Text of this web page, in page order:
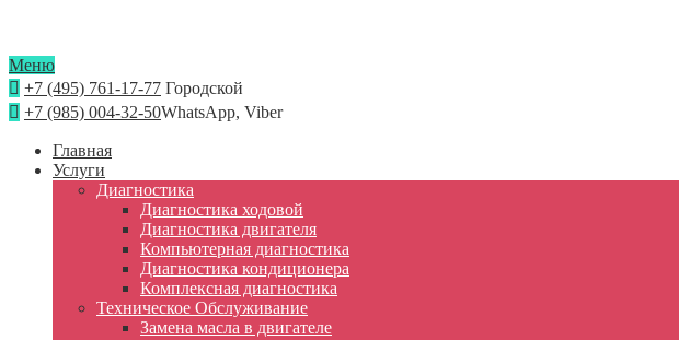
Меню
+7 (495) 761-17-77 Городской
+7 (985) 004-32-50WhatsApp, Viber
Главная
Услуги
Диагностика
Диагностика ходовой
Диагностика двигателя
Компьютерная диагностика
Диагностика кондиционера
Комплексная диагностика
Техническое Обслуживание
Замена масла в двигателе